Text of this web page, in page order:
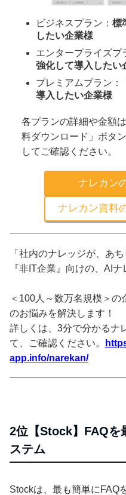
ビジネスプラン： 標
したい企業様
エンタープライズプ
強化して導入したい
プレミアムプラン：
導入したい企業様
各プランの詳細や金額
料ダウンロード」ボタ
してご確認ください。
ナレカン
ナレカン資料
「社内のナレッジが、あ
『非IT企業』向けの、AI
＜100人～数万名規模＞
のお悩みを解決します！
詳しくは、3分で分かるナ
て、ご確認ください。
app.info/narekan/
2位【Stock】FAQを
ステム
Stockは、最も簡単にFAQ